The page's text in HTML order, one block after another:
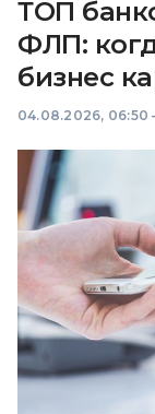
ТОП
ФЛП:
бизнес
04.08.2026, 06:50